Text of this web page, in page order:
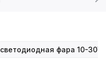
светодиодная фара 10-30V